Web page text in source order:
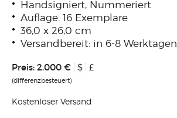
Handsigniert, Nummeriert
Auflage: 16 Exemplare
36,0 x 26,0 cm
Versandbereit: in 6-8 Werktagen
Preis: 2.000 € $ £
(differenzbesteuert)
Kostenloser Versand